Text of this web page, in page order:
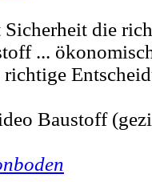
die
...
Baustoff